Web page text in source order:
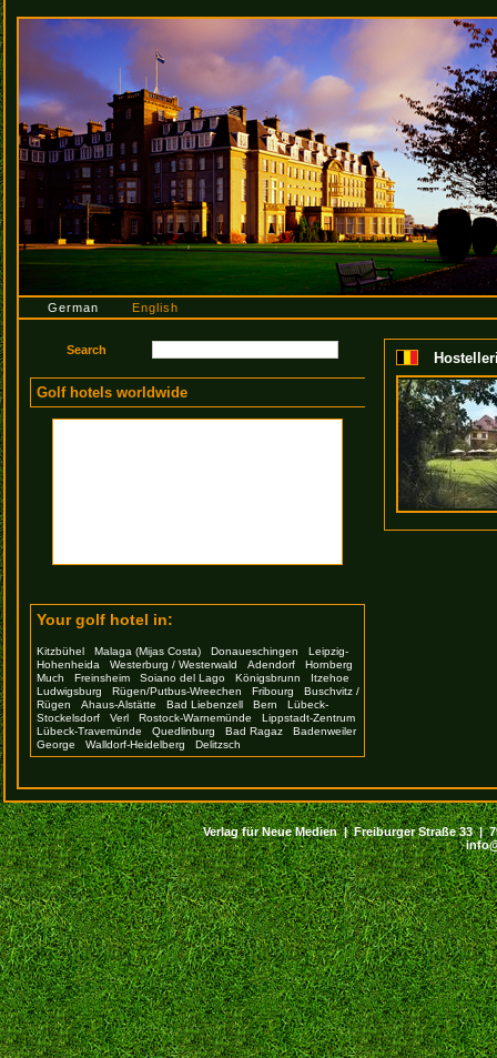
German English
Golf hotels worldwide
Your golf hotel in:
Kitzbühel Malaga (Mijas Costa) Donaueschingen
Leipzig-
Hohenheida
Westerburg / Westerwald Adendorf
Hornberg
Much
Freinsheim Soiano del Lago Königsbrunn
Itzehoe
Ludwigsburg
Rügen/Putbus-Wreechen Fribourg
Buschvitz /
Rügen
Ahaus-Alstätte Bad Liebenzell Bern
Lübeck-
Stockelsdorf
Verl Rostock-Warnemünde
Lippstadt-Zentrum
Lübeck-Travemünde
Quedlinburg Bad Ragaz
Badenweiler
George
Walldorf-Heidelberg Delitzsch
Verlag für Neue Medien | Freiburger Straße 33 |